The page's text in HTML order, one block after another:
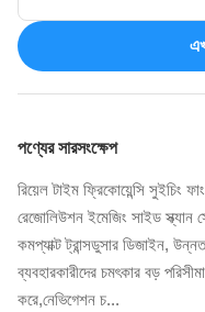
পণ্যের সারসংক্ষেপ
রিয়েল টাইম ফ্রিকোয়েন্সি
রেজোলিউশন ইমেজিং সাইড স্ক্যান
কমপ্যাক্ট ট্রান্সডুসার ডিজাইন,
ব্যবহারকারীদের চমৎকার বড়
করে,নেভিগেশন চ...